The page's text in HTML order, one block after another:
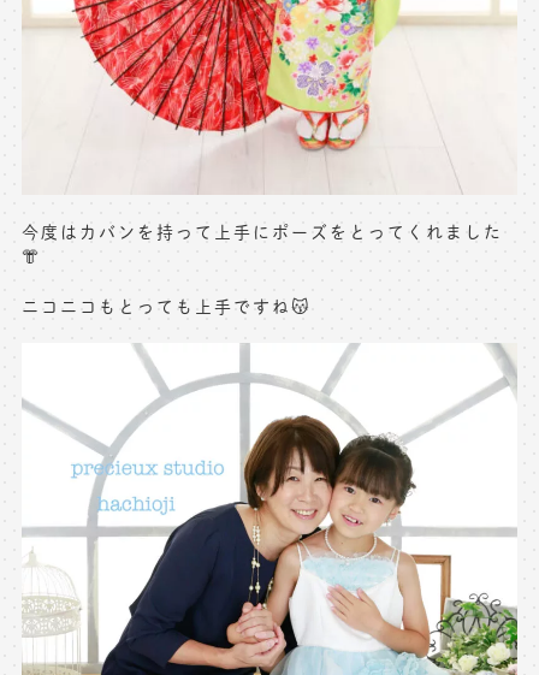
今度はカバンを持って上手にポーズをとってくれました
👘
ニコニコもとっても上手ですね😽